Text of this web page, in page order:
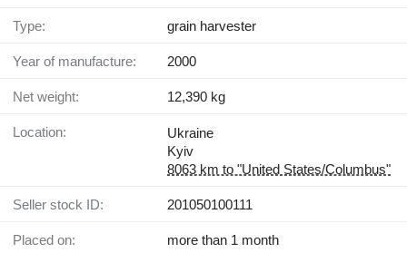
Type: grain harvester
Year of manufacture: 2000
Net weight: 12,390 kg
Location:
Ukraine
Kyiv
8063 km to "United States/Columbus"
Seller stock ID: 201050100111
Placed on: more than 1 month